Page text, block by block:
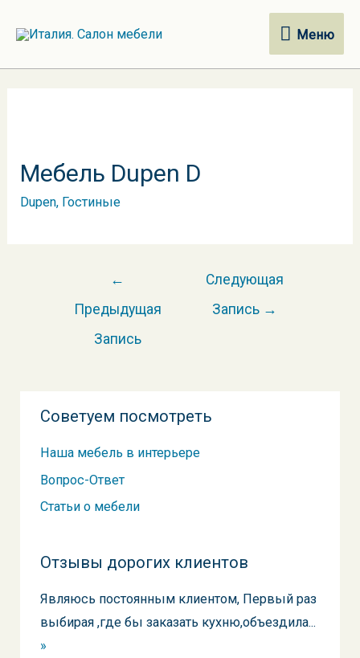
Меню
Меню
Мебель Dupen D
Dupen, Гостиные
Навигация
записям
←
Предыдущая
Запись
Следующая
Запись →
Советуем посмотреть
Наша мебель в интерьере
Вопрос-Ответ
Статьи о мебели
Отзывы дорогих клиентов
Являюсь постоянным клиентом, Первый раз
выбирая ,где бы заказать кухню,объездила...
»